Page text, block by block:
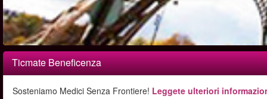
Ticmate Beneficenza
Sosteniamo Medici Senza Frontiere! Leggete ulteriori